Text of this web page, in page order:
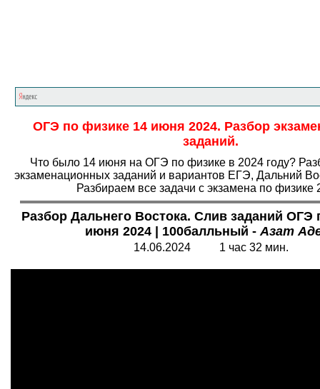
ОГЭ по физике 14 июня 2024. Разбор
заданий.
Что было 14 июня на ОГЭ по физике в 2024 году?
экзаменационных заданий и вариантов ЕГЭ, Дальний
Разбираем все задачи с экзамена по физике
Разбор Дальнего Востока. Слив заданий ОГЭ
июня 2024 | 100балльный -Азат
14.06.2024 1 час 32 мин.